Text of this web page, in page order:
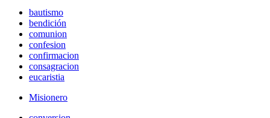
bautismo
bendición
comunion
confesion
confirmacion
consagracion
eucaristia
Misionero